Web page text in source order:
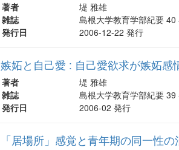
著者
堤 雅雄
雑誌
島根大学教育学部紀要
発行日
2006-12-22 発行
嫉妬と自己愛 : 自己愛欲求が嫉妬感
著者
堤 雅雄
雑誌
島根大学教育学部紀要
発行日
2006-02 発行
「居場所」感覚と青年期の同一性の